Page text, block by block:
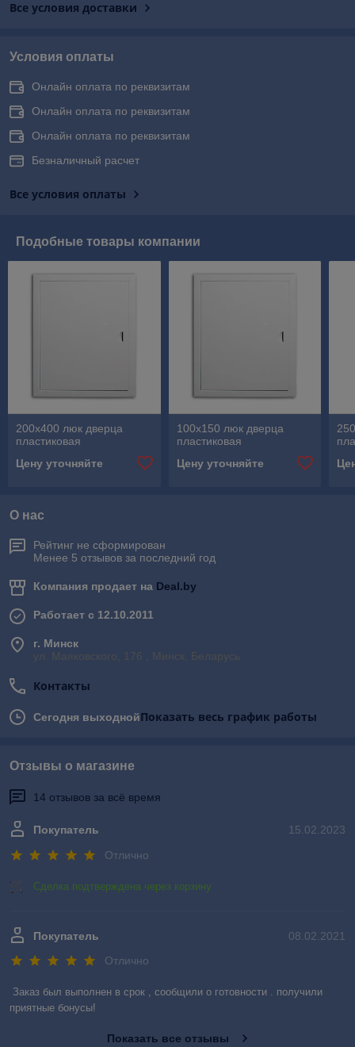
Все условия доставки
Условия оплаты
Онлайн оплата по реквизитам
Онлайн оплата по реквизитам
Онлайн оплата по реквизитам
Безналичный расчет
Все условия оплаты
Подобные товары компании
200х400 люк дверца
пластиковая
Цену уточняйте
100х150 люк дверца
пластиковая
Цену уточняйте
О нас
Рейтинг не сформирован
Менее 5 отзывов за последний год
Компания продает на Deal.by
Работает с 12.10.2011
г. Минск
ул. Маяковского, 176 , Минск, Беларусь
Контакты
Сегодня выходнойПоказать весь график работы
Отзывы о магазине
14 отзывов за всё время
15.02.2023
Покупатель
Отлично
Сделка подтверждена через корзину
08.02.2021
Покупатель
Отлично
Заказ был выполнен в срок , сообщили о готовности . получили
приятные бонусы!
Показать все отзывы